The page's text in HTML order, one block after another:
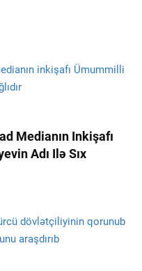
Medianın Inkişafı
Adı Ilə Sıx